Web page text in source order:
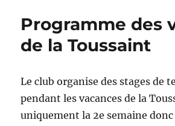
Programme des
de la Toussaint
Le club organise des stages de
pendant les vacances de la
uniquement la 2e semaine